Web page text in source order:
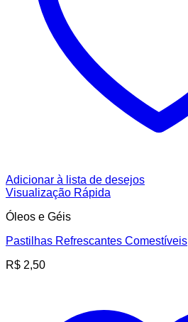
Adicionar à lista de desejos
Visualização Rápida
Óleos e Géis
Pastilhas Refrescantes Comestíveis
R$ 2,50